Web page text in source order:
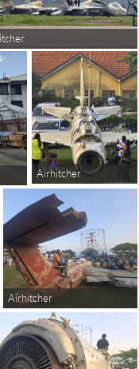
Airhitcher
Airhitcher